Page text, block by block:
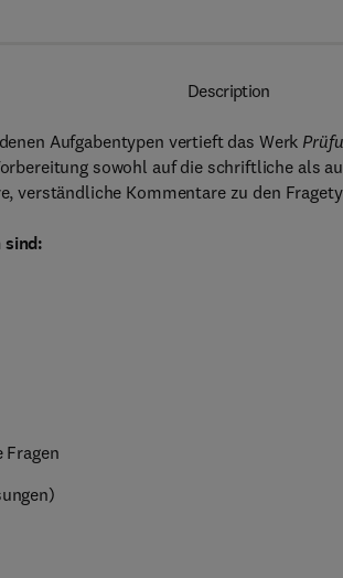
Description
Aufgabentypen vertieft das Werk
sowohl auf die schriftliche als
verständliche Kommentare zu den
sind: